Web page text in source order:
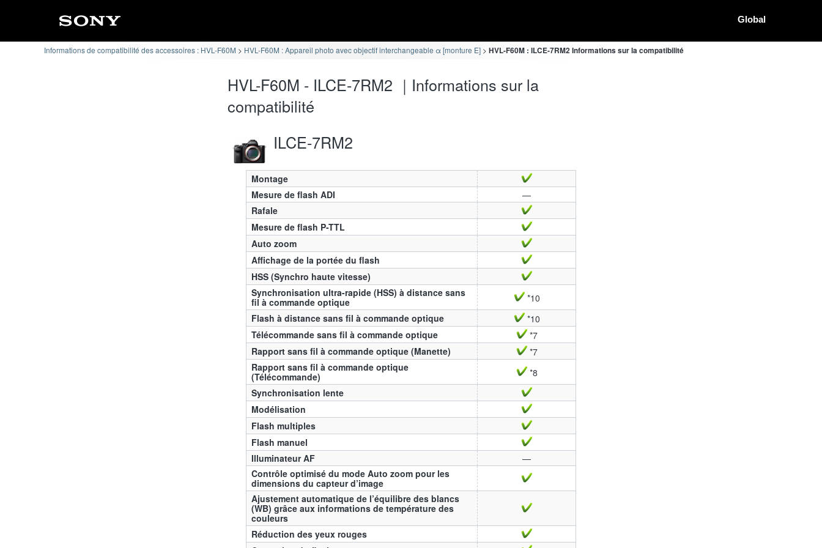
Global
Informations de compatibilité des accessoires : HVL-F60M HVL-F60M : Appareil photo avec objectif interchangeable α [monture E] HVL-F60M : ILCE-7RM2 Informations sur la compatibilité
HVL-F60M - ILCE-7RM2 ｜Informations sur la
compatibilité
ILCE-7RM2
Montage
Mesure de flash ADI
—
Rafale
Mesure de flash P-TTL
Auto zoom
Affichage de la portée du flash
HSS (Synchro haute vitesse)
Synchronisation ultra-rapide (HSS) à distance sans
fil à commande optique
*10
Flash à distance sans fil à commande optique
*10
Télécommande sans fil à commande optique
*7
Rapport sans fil à commande optique (Manette)
*7
Rapport sans fil à commande optique
(Télécommande)
*8
Synchronisation lente
Modélisation
Flash multiples
Flash manuel
Illuminateur AF
—
Contrôle optimisé du mode Auto zoom pour les
dimensions du capteur d’image
Ajustement automatique de l’équilibre des blancs
(WB) grâce aux informations de température des
couleurs
Réduction des yeux rouges